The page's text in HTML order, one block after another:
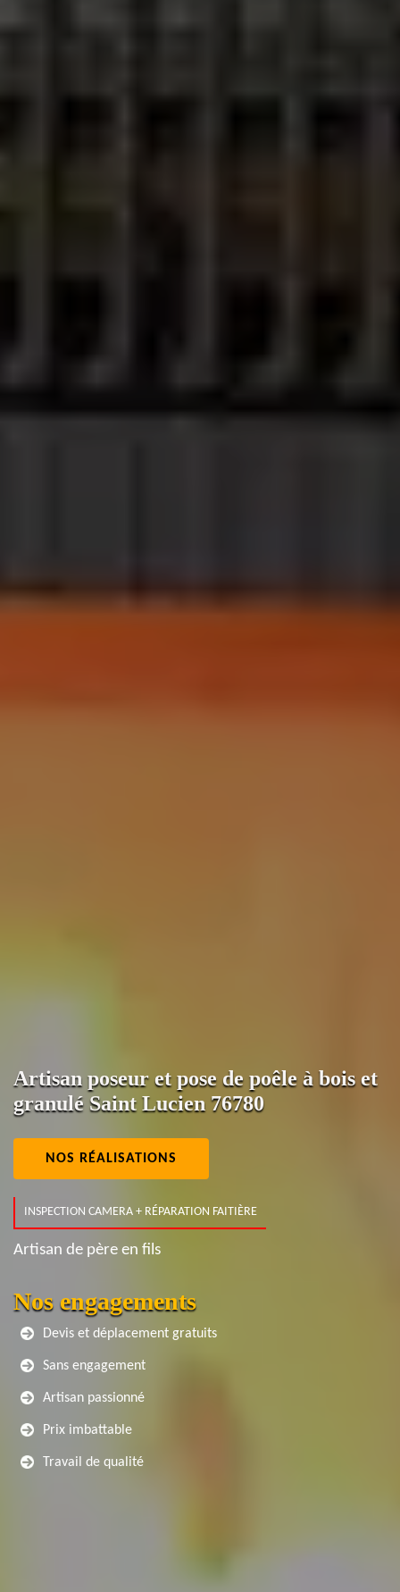
Artisan poseur et pose de poêle à bois et
granulé Saint Lucien 76780
NOS RÉALISATIONS
INSPECTION CAMERA + RÉPARATION FAITIÈRE
Artisan de père en fils
Nos engagements
Devis et déplacement gratuits
Sans engagement
Artisan passionné
Prix imbattable
Travail de qualité